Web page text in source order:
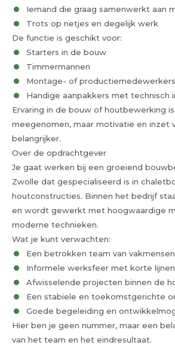
Iemand die graag samenwerkt aan
Trots op netjes en degelijk werk
De functie is geschikt voor:
Starters in de bouw
Timmermannen
Montage- of productiemedewerkers
Handige aanpakkers met technisch
Ervaring in de bouw of houtbewerking
meegenomen, maar motivatie en inzet
belangrijker.
Over de opdrachtgever
Je gaat werken bij een groeiend
Zwolle dat gespecialiseerd is in
houtconstructies. Binnen het bedrijf
en wordt gewerkt met hoogwaardige
moderne technieken.
Wat je kunt verwachten:
Een betrokken team van vakmensen
Informele werksfeer met korte lijnen
Afwisselende projecten binnen de
Een stabiele en toekomstgerichte
Goede begeleiding en
Hier ben je geen nummer, maar een
van het team en het eindresultaat.